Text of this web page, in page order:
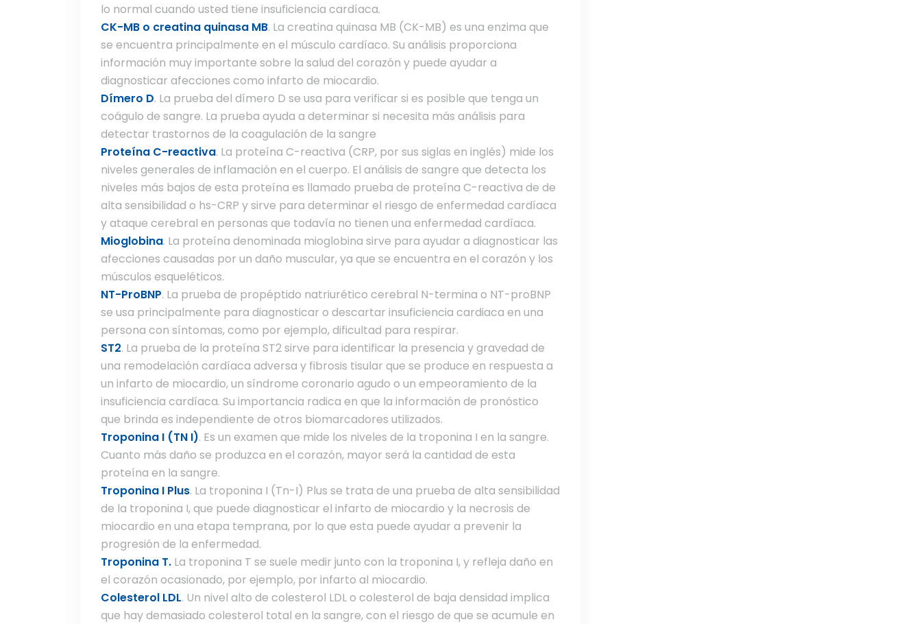
lo normal cuando usted tiene insuficiencia cardíaca.
CK-MB o creatina quinasa MB. La creatina quinasa MB (CK-MB) es una enzima que
se encuentra principalmente en el músculo cardíaco. Su análisis proporciona
información muy importante sobre la salud del corazón y puede ayudar a
diagnosticar afecciones como infarto de miocardio.
Dímero D. La prueba del dímero D se usa para verificar si es posible que tenga un
coágulo de sangre. La prueba ayuda a determinar si necesita más análisis para
detectar trastornos de la coagulación de la sangre
Proteína C-reactiva. La proteína C-reactiva (CRP, por sus siglas en inglés) mide los
niveles generales de inflamación en el cuerpo. El análisis de sangre que detecta los
niveles más bajos de esta proteína es llamado prueba de proteína C-reactiva de de
alta sensibilidad o hs-CRP y sirve para determinar el riesgo de enfermedad cardíaca
y ataque cerebral en personas que todavía no tienen una enfermedad cardíaca.
Mioglobina. La proteína denominada mioglobina sirve para ayudar a diagnosticar las
afecciones causadas por un daño muscular, ya que se encuentra en el corazón y los
músculos esqueléticos.
NT-ProBNP. La prueba de propéptido natriurético cerebral N-termina o NT-proBNP
se usa principalmente para diagnosticar o descartar insuficiencia cardiaca en una
persona con síntomas, como por ejemplo, dificultad para respirar.
ST2. La prueba de la proteína ST2 sirve para identificar la presencia y gravedad de
una remodelación cardíaca adversa y fibrosis tisular que se produce en respuesta a
un infarto de miocardio, un síndrome coronario agudo o un empeoramiento de la
insuficiencia cardíaca. Su importancia radica en que la información de pronóstico
que brinda es independiente de otros biomarcadores utilizados.
Troponina I (TN I). Es un examen que mide los niveles de la troponina I en la sangre.
Cuanto más daño se produzca en el corazón, mayor será la cantidad de esta
proteína en la sangre.
Troponina I Plus. La troponina I (Tn-I) Plus se trata de una prueba de alta sensibilidad
de la troponina I, que puede diagnosticar el infarto de miocardio y la necrosis de
miocardio en una etapa temprana, por lo que esta puede ayudar a prevenir la
progresión de la enfermedad.
Troponina T. La troponina T se suele medir junto con la troponina I, y refleja daño en
el corazón ocasionado, por ejemplo, por infarto al miocardio.
Colesterol LDL. Un nivel alto de colesterol LDL o colesterol de baja densidad implica
que hay demasiado colesterol total en la sangre, con el riesgo de que se acumule en